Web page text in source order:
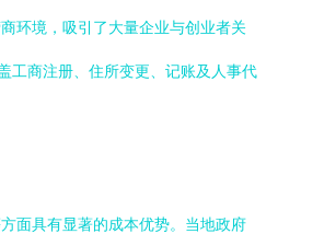
环境，吸引了大量企业与创业者关
工商注册、住所变更、记账及人事代
面具有显著的成本优势。当地政府